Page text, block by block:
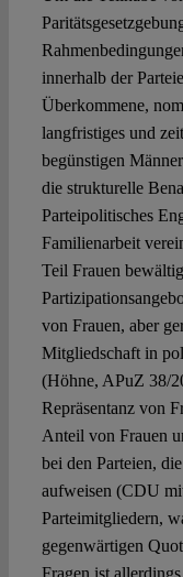
innerhalb der
Überkommene,
langfristiges und
begünstigen
die strukturelle
Parteipolitisches
Familienarbeit
Teil Frauen
von Frauen, aber
Mitgliedschaft in
(Höhne, APuZ 38/
Repräsentanz von
Anteil von Frauen
bei den Parteien,
aufweisen (CDU
Parteimitgliedern,
gegenwärtigen
Fragen ist